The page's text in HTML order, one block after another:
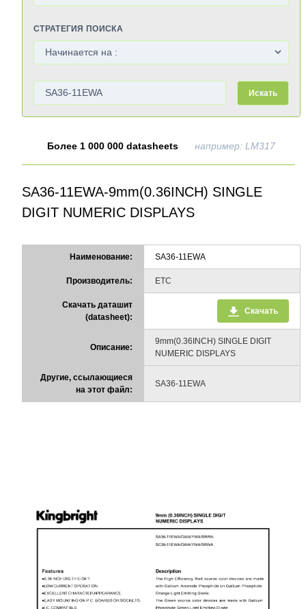
СТРАТЕГИЯ ПОИСКА
Искать
Более 1 000 000 datasheets например: LM317
SA36-11EWA-9mm(0.36INCH) SINGLE
DIGIT NUMERIC DISPLAYS
Наименование: SA36-11EWA
Производитель: ETC
Скачать даташит
(datasheet):
Скачать
Описание:
9mm(0.36INCH) SINGLE DIGIT
NUMERIC DISPLAYS
Другие, ссылающиеся
на этот файл:
SA36-11EWA